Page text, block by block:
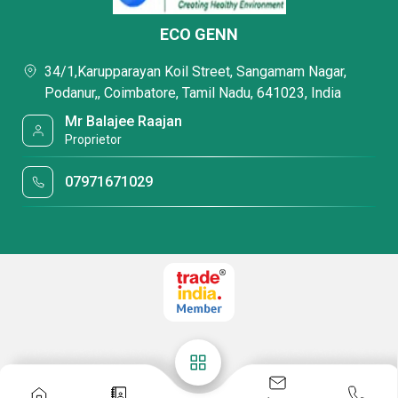
ஒரே பயோ செப்டிக் டேங்க் சிகிச்சை அமைப்பாகும். இது
எந்த கூடுதல் ஆற்றலையும் உட்கொள்ளாமல் செயல்பட
வடிவமைக்கப்பட்டுள்ளது.
எங்கள் பணி
எங்கள் வா
நன்மைகளை வழங்க நாங்கள் அர்ப்பணிக்கப்பட்டுள்ளோம்.
தயாரிப்புகளைத் தேர்ந்தெடுப்பதில் உங்களுக்கு உதவ
நிபுணர்களின் குழு எங்களிடம் உள்ளது, மேலும் நிறுவல்
மற்றும் பராமரிப்பு வழிகாட்டுதலையும் வழங்க முடியும்.
உத்தரவாதத்துடன் வருகின்றன, எனவே உங்கள்
வாங்குதல் புத்திசாலித்தனமாக இருக்கும் என்பதை
ECO GENN
34/1,Karupparayan Koil Street, Sangamam Nagar,
Podanur,, Coimbatore, Tamil Nadu, 641023, India
Mr Balajee Raajan
Proprietor
07971671029